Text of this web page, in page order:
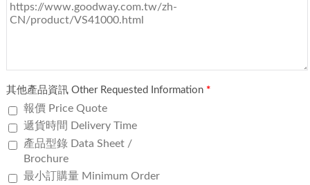
其他產品資訊 Other Requested Information *
報價 Price Quote
遞貨時間 Delivery Time
產品型錄 Data Sheet /
Brochure
最小訂購量 Minimum Order